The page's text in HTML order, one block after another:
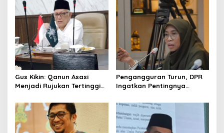
Gus Kikin: Qanun Asasi
Menjadi Rujukan Tertinggi
Pengangguran Turun, DPR
Ingatkan Pentingnya
yang Layak